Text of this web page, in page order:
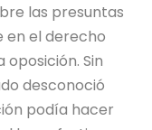
las presuntas
en el derecho
Sin
desconoció
podía hacer